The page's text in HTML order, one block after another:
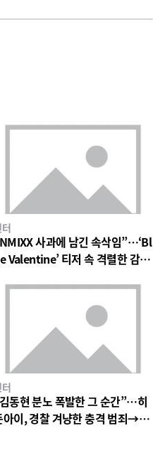
사과에 남긴 속삭임”…‘Bl
Valentine’ 티저 속 격렬한 감정
동현 분노 폭발한 그 순간”…히
아이, 경찰 겨냥한 충격 범죄→출